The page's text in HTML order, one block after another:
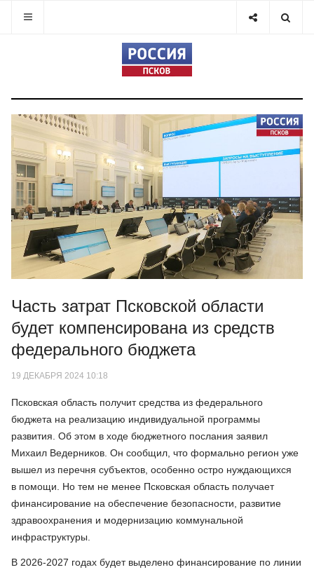
Часть затрат Псковской области
будет компенсирована из средств
федерального бюджета
19 ДЕКАБРЯ 2024 10:18
Псковская область получит средства из федерального
бюджета на реализацию индивидуальной программы
развития. Об этом в ходе бюджетного послания заявил
Михаил Ведерников. Он сообщил, что формально регион уже
вышел из перечня субъектов, особенно остро нуждающихся
в помощи. Но тем не менее Псковская область получает
финансирование на обеспечение безопасности, развитие
здравоохранения и модернизацию коммунальной
инфраструктуры.
В 2026-2027 годах будет выделено финансирование по линии